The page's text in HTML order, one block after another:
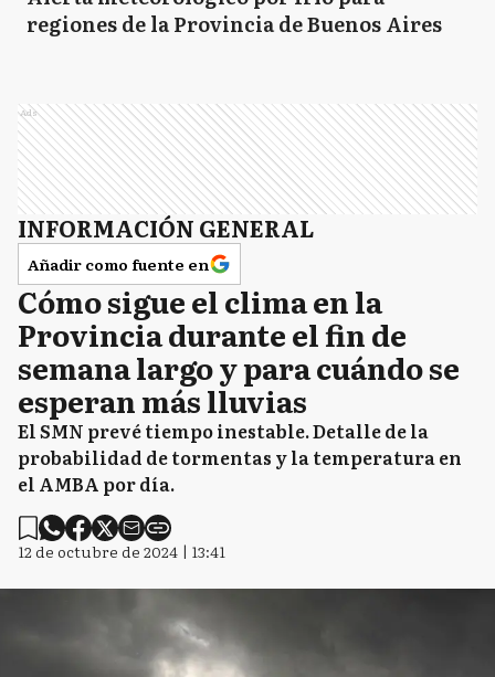
regiones de la Provincia de Buenos Aires
Ads
INFORMACIÓN GENERAL
Añadir como fuente en
Cómo sigue el clima en la
Provincia durante el fin de
semana largo y para cuándo se
esperan más lluvias
El SMN prevé tiempo inestable. Detalle de la
probabilidad de tormentas y la temperatura en
el AMBA por día.
12 de octubre de 2024 | 13:41